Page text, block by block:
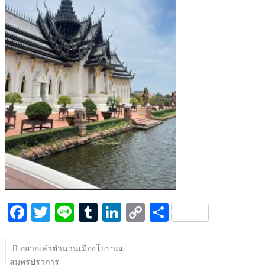
k
F
ac
e
T
w
itt
Li
n
e
T
u
m
Li
n
k
C S
แนะแนว
เรื่อง
อยากเล่าตำนานเมืองโบราณ
สมุทรปราการ